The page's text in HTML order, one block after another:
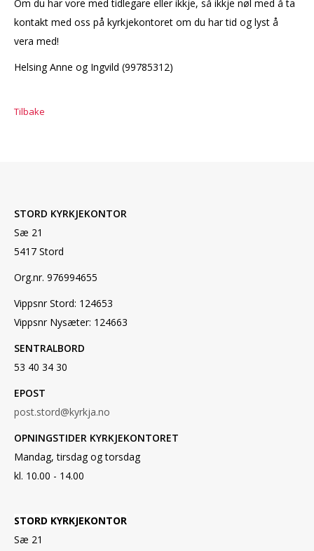
Om du har vore med tidlegare eller ikkje, så ikkje nøl med å ta
kontakt med oss på kyrkjekontoret om du har tid og lyst å
vera med!
Helsing Anne og Ingvild (99785312)
Tilbake
STORD KYRKJEKONTOR
Sæ 21
5417 Stord
Org.nr. 976994655
Vippsnr Stord: 124653
Vippsnr Nysæter: 124663
SENTRALBORD
53 40 34 30
EPOST
post.stord@kyrkja.no
OPNINGSTIDER KYRKJEKONTORET
Mandag, tirsdag og torsdag
kl. 10.00 - 14.00
STORD KYRKJEKONTOR
Sæ 21